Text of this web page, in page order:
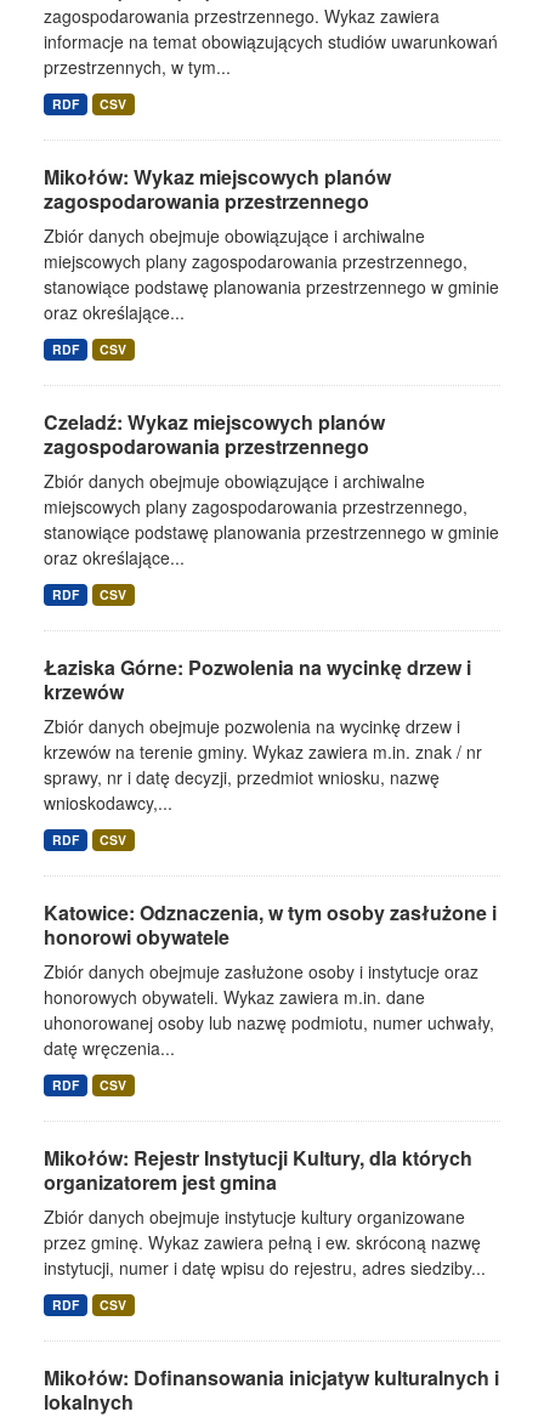
zagospodarowania przestrzennego. Wykaz zawiera
informacje na temat obowiązujących studiów uwarunkowań
przestrzennych, w tym...
RDF CSV
Mikołów: Wykaz miejscowych planów
zagospodarowania przestrzennego
Zbiór danych obejmuje obowiązujące i archiwalne
miejscowych plany zagospodarowania przestrzennego,
stanowiące podstawę planowania przestrzennego w gminie
oraz określające...
RDF CSV
Czeladź: Wykaz miejscowych planów
zagospodarowania przestrzennego
Zbiór danych obejmuje obowiązujące i archiwalne
miejscowych plany zagospodarowania przestrzennego,
stanowiące podstawę planowania przestrzennego w gminie
oraz określające...
RDF CSV
Łaziska Górne: Pozwolenia na wycinkę drzew i
krzewów
Zbiór danych obejmuje pozwolenia na wycinkę drzew i
krzewów na terenie gminy. Wykaz zawiera m.in. znak / nr
sprawy, nr i datę decyzji, przedmiot wniosku, nazwę
wnioskodawcy,...
RDF CSV
Katowice: Odznaczenia, w tym osoby zasłużone i
honorowi obywatele
Zbiór danych obejmuje zasłużone osoby i instytucje oraz
honorowych obywateli. Wykaz zawiera m.in. dane
uhonorowanej osoby lub nazwę podmiotu, numer uchwały,
datę wręczenia...
RDF CSV
Mikołów: Rejestr Instytucji Kultury, dla których
organizatorem jest gmina
Zbiór danych obejmuje instytucje kultury organizowane
przez gminę. Wykaz zawiera pełną i ew. skróconą nazwę
instytucji, numer i datę wpisu do rejestru, adres siedziby...
RDF CSV
Mikołów: Dofinansowania inicjatyw kulturalnych i
lokalnych